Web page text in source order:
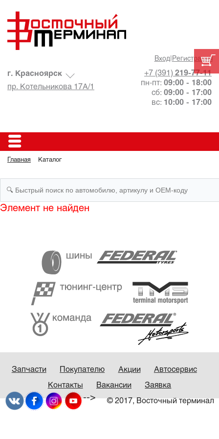
Вход| Регистрация
+7 (391) 219-77-11
пн-пт: 09:00 - 18:00
сб: 09:00 - 17:00
вс: 10:00 - 17:00
г. Красноярск
пр. Котельникова 17А/1
Главная Каталог
Элемент не найден
Запчасти Покупателю Акции Автосервис
Контакты Вакансии Заявка
© 2017, Восточный терминал
-->